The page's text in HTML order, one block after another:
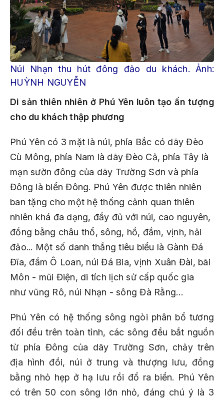
Núi Nhạn thu hút đông đảo du khách. Ảnh:
HUỲNH NGUYỄN
Di sản thiên nhiên ở Phú Yên luôn tạo ấn tượng
cho du khách thập phương
Phú Yên có 3 mặt là núi, phía Bắc có dãy Đèo
Cù Mông, phía Nam là dãy Đèo Cả, phía Tây là
mạn sườn đông của dãy Trường Sơn và phía
Đông là biển Đông. Phú Yên được thiên nhiên
ban tặng cho một hệ thống cảnh quan thiên
nhiên khá đa dạng, đầy đủ với núi, cao nguyên,
đồng bằng châu thổ, sông, hồ, đầm, vịnh, hải
đảo... Một số danh thắng tiêu biểu là Gành Đá
Đĩa, đầm Ô Loan, núi Đá Bia, vịnh Xuân Đài, bãi
Môn - mũi Điện, di tích lịch sử cấp quốc gia
như vũng Rô, núi Nhạn - sông Đà Rằng…
Phú Yên có hệ thống sông ngòi phân bổ tương
đối đều trên toàn tỉnh, các sông đều bắt nguồn
từ phía Đông của dãy Trường Sơn, chảy trên
địa hình đồi, núi ở trung và thượng lưu, đồng
bằng nhỏ hẹp ở hạ lưu rồi đổ ra biển. Phú Yên
có trên 50 con sông lớn nhỏ, đáng chú ý là 3